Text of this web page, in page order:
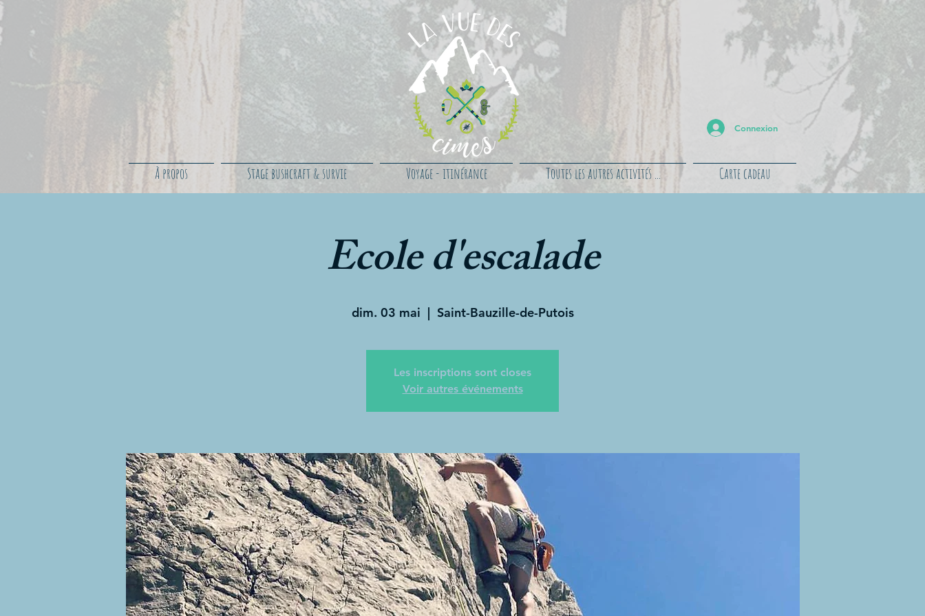
Connexion
À propos Stage bushcraft & survie Voyage - itinérance Toutes les autres activités ... Carte cadeau
Ecole d'escalade
dim. 03 mai
  |
Saint-Bauzille-de-Putois
Les inscriptions sont closes
Voir autres événements